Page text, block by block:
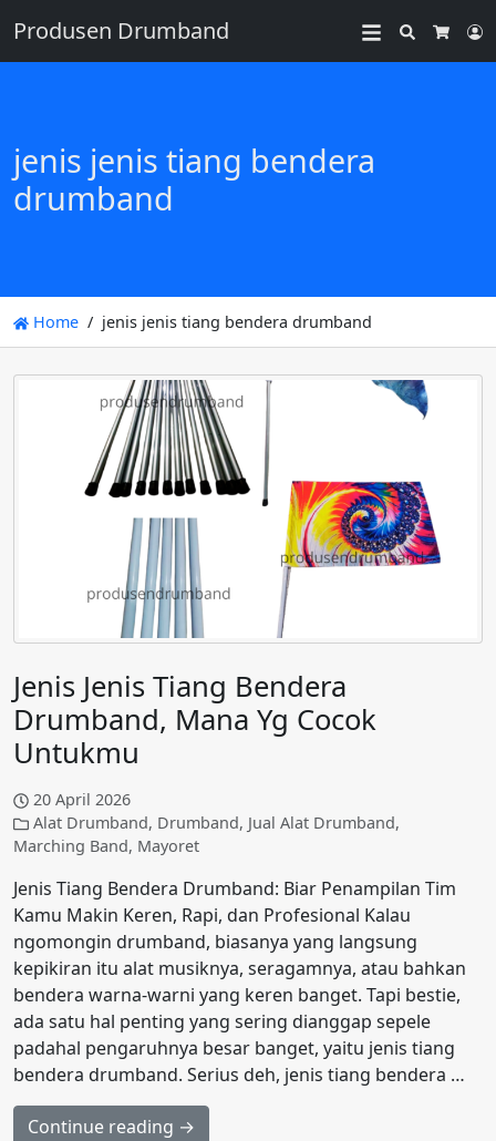
Produsen Drumband
Search
jenis jenis tiang bendera
drumband
Home jenis jenis tiang bendera drumband
Jenis Jenis Tiang Bendera
Drumband, Mana Yg Cocok
Untukmu
20 April 2026
Alat Drumband, Drumband, Jual Alat Drumband,
Marching Band, Mayoret
Jenis Tiang Bendera Drumband: Biar Penampilan Tim
Kamu Makin Keren, Rapi, dan Profesional Kalau
ngomongin drumband, biasanya yang langsung
kepikiran itu alat musiknya, seragamnya, atau bahkan
bendera warna-warni yang keren banget. Tapi bestie,
ada satu hal penting yang sering dianggap sepele
padahal pengaruhnya besar banget, yaitu jenis tiang
bendera drumband. Serius deh, jenis tiang bendera …
Continue reading →